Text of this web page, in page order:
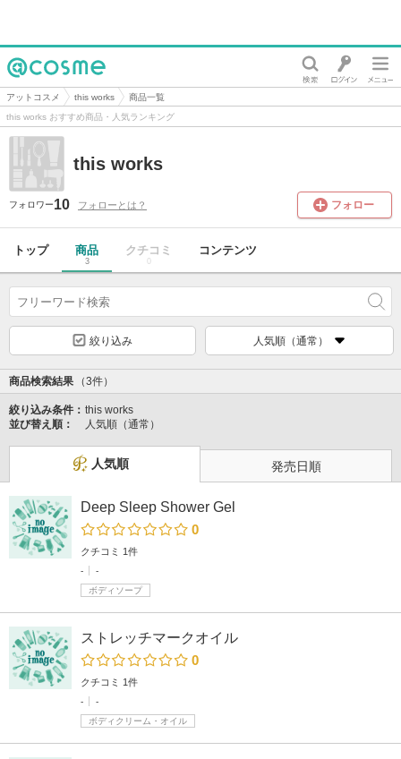
@cosme
アットコスメ this works
商品一覧
this works おすすめ商品・人気ランキング
this works
フォロワー10 フォローとは？ フォロー
トップ 商品
3
クチコミ
0
コンテンツ
絞り込み 人気順（通常）
商品検索結果 （3件）
絞り込み条件： this works
並び替え順：
人気順（通常）
人気順 発売日順
Deep Sleep Shower Gel
0
クチコミ 1件
-
-
ボディソープ
ストレッチマークオイル
0
クチコミ 1件
-
-
ボディクリーム・オイル